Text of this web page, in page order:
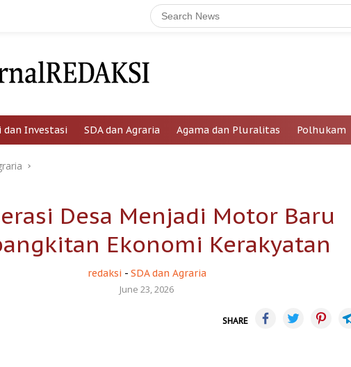
dan Investasi SDA dan Agraria Agama dan Pluralitas Polhukam
Desa Menjadi Motor Baru
Ekonomi Kerakyatan
redaksi - SDA dan Agraria
June 23, 2026
SHARE